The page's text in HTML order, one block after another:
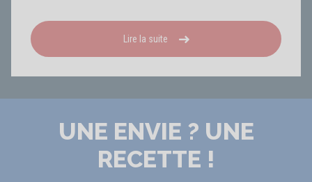
Lire la suite
UNE ENVIE ? UNE
RECETTE !